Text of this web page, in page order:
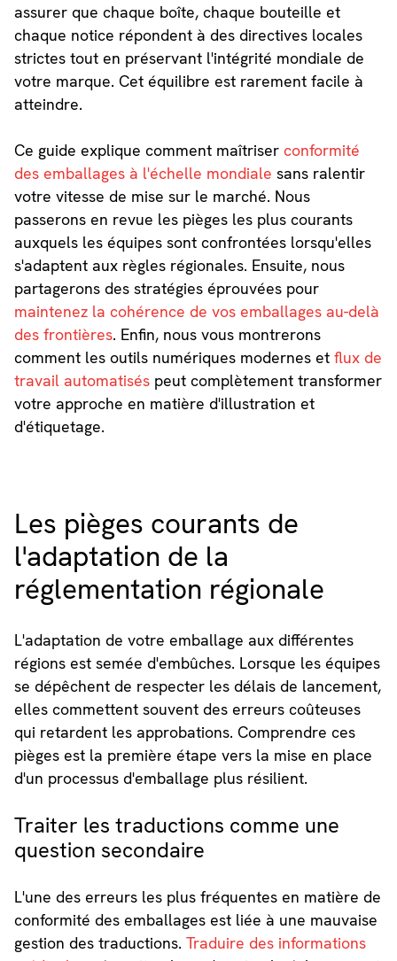
assurer que chaque boîte, chaque bouteille et
chaque notice répondent à des directives locales
strictes tout en préservant l'intégrité mondiale de
votre marque. Cet équilibre est rarement facile à
atteindre.
Ce guide explique comment maîtriser conformité
des emballages à l'échelle mondiale sans ralentir
votre vitesse de mise sur le marché. Nous
passerons en revue les pièges les plus courants
auxquels les équipes sont confrontées lorsqu'elles
s'adaptent aux règles régionales. Ensuite, nous
partagerons des stratégies éprouvées pour
maintenez la cohérence de vos emballages au-delà
des frontières. Enfin, nous vous montrerons
comment les outils numériques modernes et flux de
travail automatiséspeut complètement transformer
votre approche en matière d'illustration et
d'étiquetage.
Les pièges courants de
l'adaptation de la
réglementation régionale
L'adaptation de votre emballage aux différentes
régions est semée d'embûches. Lorsque les équipes
se dépêchent de respecter les délais de lancement,
elles commettent souvent des erreurs coûteuses
qui retardent les approbations. Comprendre ces
pièges est la première étape vers la mise en place
d'un processus d'emballage plus résilient.
Traiter les traductions comme une
question secondaire
L'une des erreurs les plus fréquentes en matière de
conformité des emballages est liée à une mauvaise
gestion des traductions. Traduire des informations